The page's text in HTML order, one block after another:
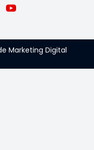
Marketing Digital